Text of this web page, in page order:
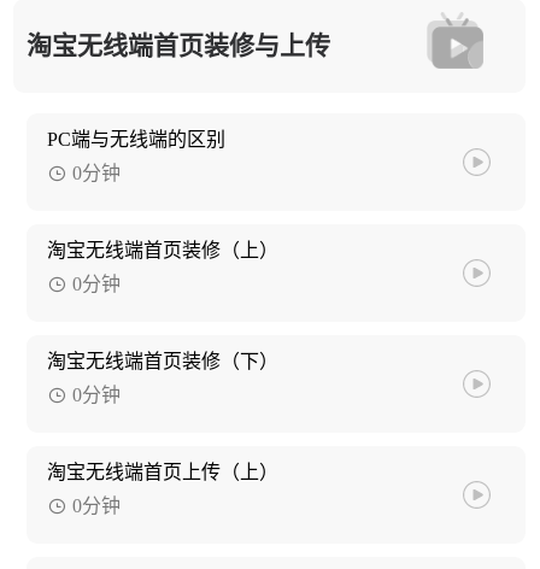
淘宝无线端首页装修与上传
PC端与无线端的区别
0分钟
淘宝无线端首页装修（上）
0分钟
淘宝无线端首页装修（下）
0分钟
淘宝无线端首页上传（上）
0分钟